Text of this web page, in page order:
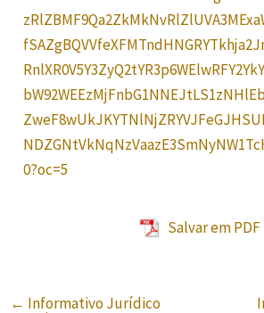
0?oc=5
Salvar em PDF
← Informativo Jurídico